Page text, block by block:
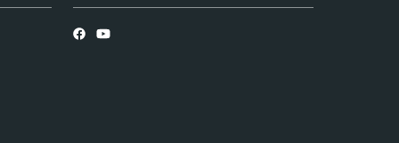
FacebookYouTube